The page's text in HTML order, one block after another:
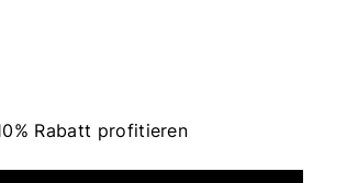
Rabatt profitieren